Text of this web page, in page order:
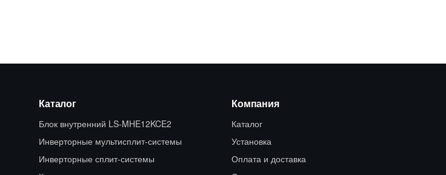
Каталог
Блок внутренний LS-MHE12KCE2
Инверторные мультисплит-системы
Инверторные сплит-системы
Компания
Каталог
Установка
Оплата и доставка